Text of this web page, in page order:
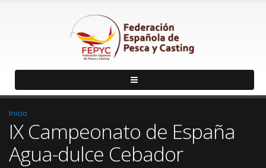
Inicio
IX Campeonato de España
Agua-dulce Cebador